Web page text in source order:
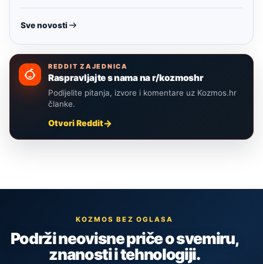
Sve novosti
REDDIT ZAJEDNICA
Raspravljajte s nama na r/kozmoshr
Podijelite pitanja, izvore i komentare uz Kozmos.hr
članke.
Otvori Reddit
KOZMOS BEZ OGLASA
Podrži neovisne priče o svemiru,
znanosti i tehnologiji.